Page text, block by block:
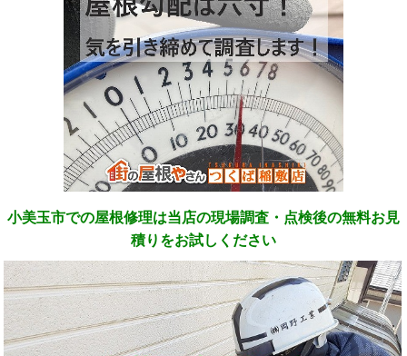
小美玉市での屋根修理は当店の現場調査・点検後の無料お見
積りをお試しください